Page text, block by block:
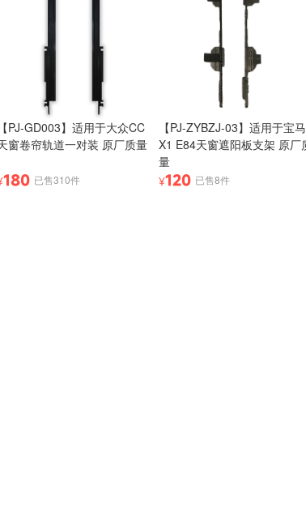
【PJ-GD003】适用于大众CC
窗卷帘轨道一对装 原厂质量
180 已售310件
【PJ-ZYBZJ-03】适用于宝马
X1 E84天窗遮阳板支架 原厂质
量
¥120 已售8件